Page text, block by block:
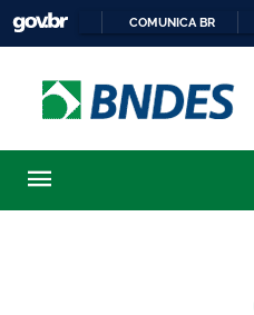
COMUNICA BR